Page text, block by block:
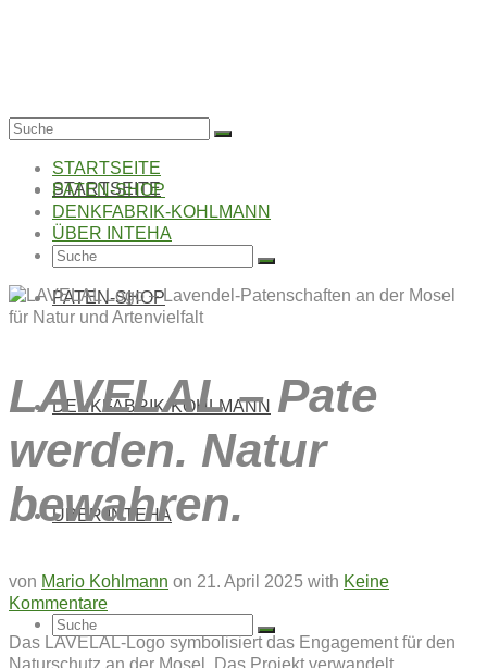
STARTSEITE
PATEN-SHOP
DENKFABRIK-KOHLMANN
ÜBER INTEHA
Suche
Suche
STARTSEITE
PATEN-SHOP
DENKFABRIK-KOHLMANN
ÜBER INTEHA
Suche
LAVELAL – Pate
werden. Natur
bewahren.
von Mario Kohlmann on 21. April 2025 with Keine
Kommentare
Das LAVELAL-Logo symbolisiert das Engagement für den
Naturschutz an der Mosel. Das Projekt verwandelt